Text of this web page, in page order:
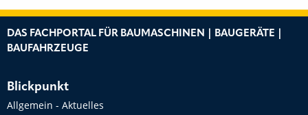
DAS FACHPORTAL FÜR BAUMASCHINEN | BAUGERÄTE |
BAUFAHRZEUGE
Blickpunkt
Allgemein - Aktuelles